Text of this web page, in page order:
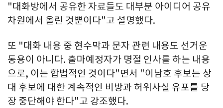
"대화방에서 공유한 자료들도 대부분 아이디어 공유
차원에서 올린 것뿐이다"고 설명했다.
또 "대화 내용 중 현수막과 문자 관련 내용도 선거운
동용이 아니다. 출마예정자가 명절 인사를 하는 내용
으로, 이는 합법적인 것이다"면서 "이남호 후보는 상
대 후보에 대한 계속적인 비방과 허위사실 유포를 당
장 중단해야 한다"고 강조했다.